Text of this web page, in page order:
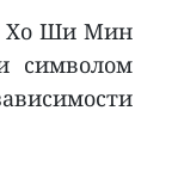
Хо Ши Мин
символом